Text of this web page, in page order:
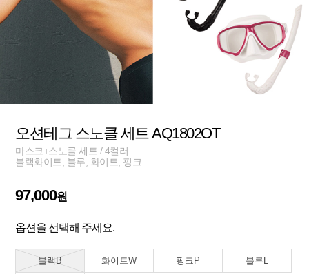
오션테그 스노클 세트 AQ1802OT
마스크+스노클 세트 / 4컬러
블랙화이트, 블루, 화이트, 핑크
97,000원
옵션을 선택해 주세요.
블랙B 화이트W 핑크P 블루L